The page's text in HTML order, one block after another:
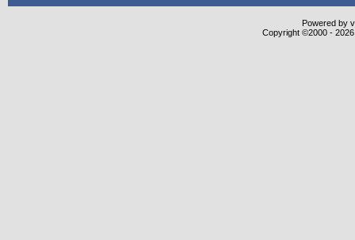
Powered by
Copyright ©2000 -